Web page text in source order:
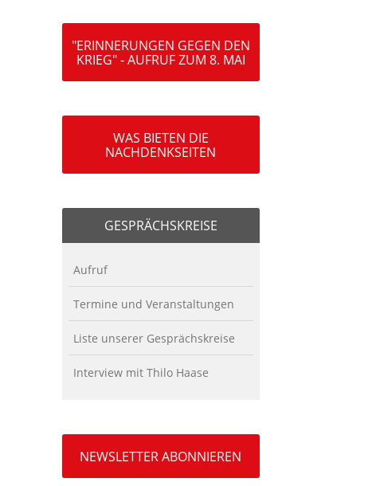
"ERINNERUNGEN GEGEN DEN
KRIEG" - AUFRUF ZUM 8. MAI
WAS BIETEN DIE
NACHDENKSEITEN
GESPRÄCHSKREISE
Aufruf
Termine und Veranstaltungen
Liste unserer Gesprächskreise
Interview mit Thilo Haase
NEWSLETTER ABONNIEREN